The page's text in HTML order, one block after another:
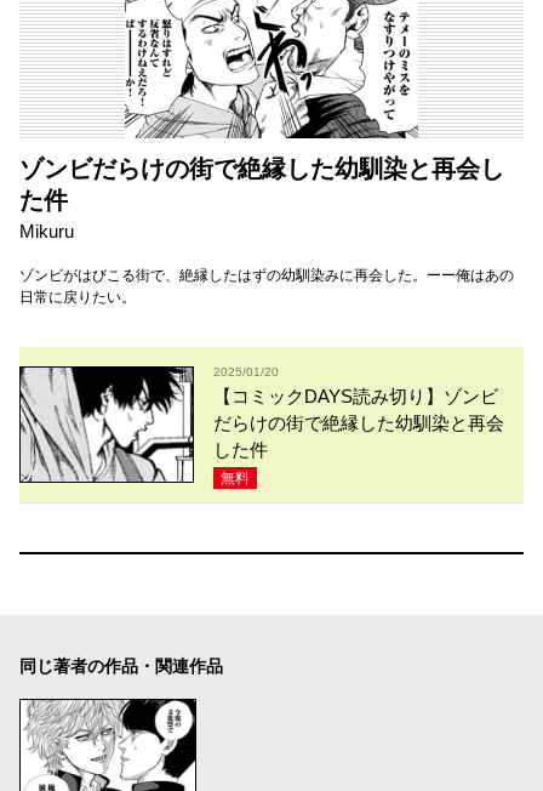
ゾンビだらけの街で絶縁した幼馴染と再会し
た件
Mikuru
ゾンビがはびこる街で、絶縁したはずの幼馴染みに再会した。ーー俺はあの
日常に戻りたい。
2025/01/20
【コミックDAYS読み切り】ゾンビ
だらけの街で絶縁した幼馴染と再会
した件
無料
同じ著者の作品・関連作品